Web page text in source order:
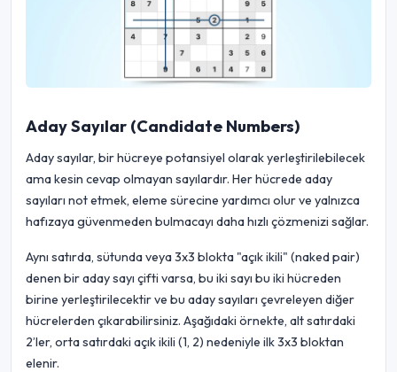
Aday Sayılar (Candidate Numbers)
Aday sayılar, bir hücreye potansiyel olarak yerleştirilebilecek
ama kesin cevap olmayan sayılardır. Her hücrede aday
sayıları not etmek, eleme sürecine yardımcı olur ve yalnızca
hafızaya güvenmeden bulmacayı daha hızlı çözmenizi sağlar.
Aynı satırda, sütunda veya 3x3 blokta "açık ikili" (naked pair)
denen bir aday sayı çifti varsa, bu iki sayı bu iki hücreden
birine yerleştirilecektir ve bu aday sayıları çevreleyen diğer
hücrelerden çıkarabilirsiniz. Aşağıdaki örnekte, alt satırdaki
2’ler, orta satırdaki açık ikili (1, 2) nedeniyle ilk 3x3 bloktan
elenir.